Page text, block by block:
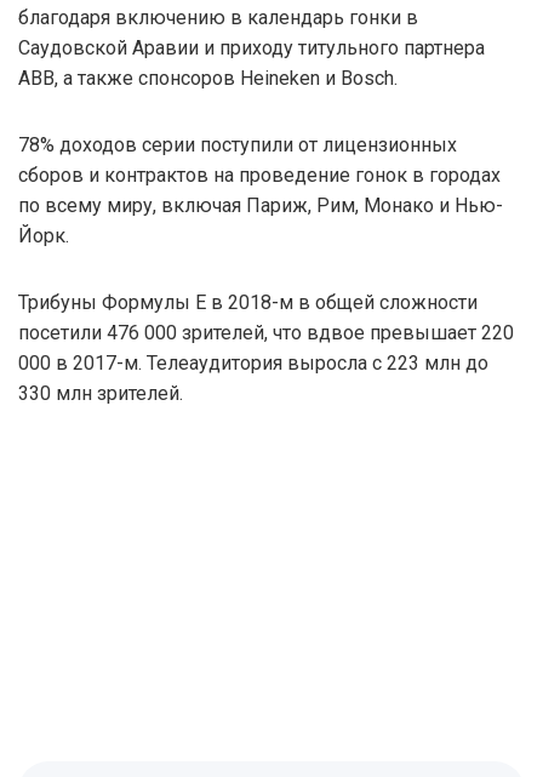
благодаря включению в календарь гонки в
Саудовской Аравии и приходу титульного партнера
ABB, а также спонсоров Heineken и Bosch.
78% доходов серии поступили от лицензионных
сборов и контрактов на проведение гонок в городах
по всему миру, включая Париж, Рим, Монако и Нью-
Йорк.
Трибуны Формулы E в 2018-м в общей сложности
посетили 476 000 зрителей, что вдвое превышает 220
000 в 2017-м. Телеаудитория выросла с 223 млн до
330 млн зрителей.